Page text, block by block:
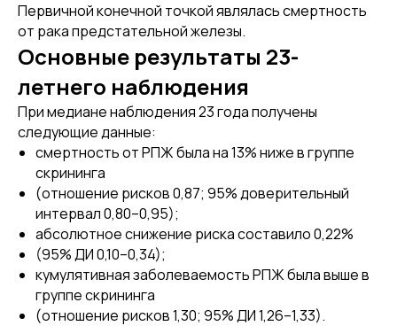
Первичной конечной точкой являлась смертность
от рака предстательной железы.
Основные результаты 23-
летнего наблюдения
При медиане наблюдения 23 года получены
следующие данные:
смертность от РПЖ была на 13% ниже в группе
скрининга
(отношение рисков 0,87; 95% доверительный
интервал 0,80–0,95);
абсолютное снижение риска составило 0,22%
(95% ДИ 0,10–0,34);
кумулятивная заболеваемость РПЖ была выше в
группе скрининга
(отношение рисков 1,30; 95% ДИ 1,26–1,33).